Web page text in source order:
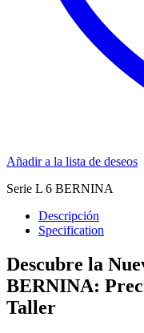
Añadir a la lista de deseos
Serie L 6 BERNINA
Descripción
Specification
Descubre la
BERNINA:
Taller